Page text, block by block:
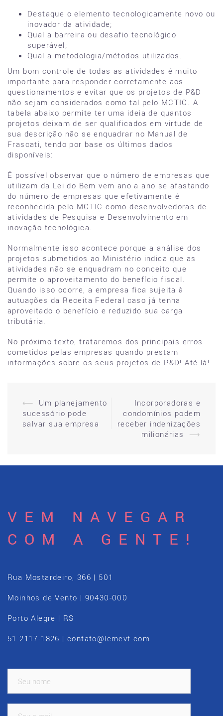
Destaque o elemento tecnologicamente novo ou
inovador da atividade;
Qual a barreira ou desafio tecnológico
superável;
Qual a metodologia/métodos utilizados.
Um bom controle de todas as atividades é muito
importante para responder corretamente aos
questionamentos e evitar que os projetos de P&D
não sejam considerados como tal pelo MCTIC. A
tabela abaixo permite ter uma ideia de quantos
projetos deixam de ser qualificados em virtude de
sua descrição não se enquadrar no Manual de
Frascati, tendo por base os últimos dados
disponíveis:
É possível observar que o número de empresas que
utilizam da Lei do Bem vem ano a ano se afastando
do número de empresas que efetivamente é
reconhecida pelo MCTIC como desenvolvedoras de
atividades de Pesquisa e Desenvolvimento em
inovação tecnológica.
Normalmente isso acontece porque a análise dos
projetos submetidos ao Ministério indica que as
atividades não se enquadram no conceito que
permite o aproveitamento do benefício fiscal.
Quando isso ocorre, a empresa fica sujeita à
autuações da Receita Federal caso já tenha
aproveitado o benefício e reduzido sua carga
tributária.
No próximo texto, trataremos dos principais erros
cometidos pelas empresas quando prestam
informações sobre os seus projetos de P&D! Até lá!
Post
navigation
⟵
Um planejamento
sucessório pode
salvar sua empresa
Incorporadoras e
condomínios podem
receber indenizações
milionárias
⟶
VEM NAVEGAR
COM A GENTE!
Rua Mostardeiro, 366 | 501
Moinhos de Vento | 90430-000
Porto Alegre | RS
51 2117-1826 | contato@lemevt.com